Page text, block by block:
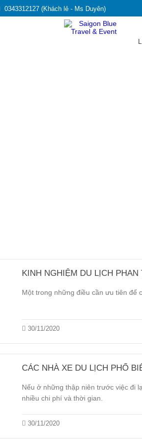
0343312127 (Khách lẻ - Ms Duyên)
KINH NGHIỆM DU LỊCH
Một trong những điều cần ưu tiên để
30/11/2020
CÁC NHÀ XE DU LỊCH PHỔ
Nếu ở những thập niên trước việc đi
nhiều chi phí và thời gian.
30/11/2020